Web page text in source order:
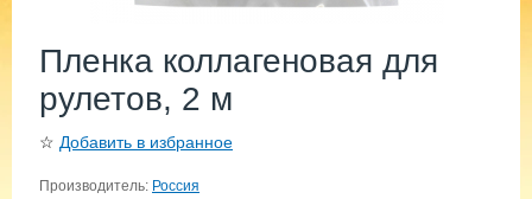
Пленка коллагеновая для
рулетов, 2 м
☆ Добавить в избранное
Производитель: Россия